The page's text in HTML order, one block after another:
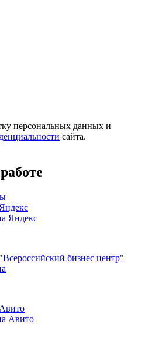
персональных данных и
сайта.
бизнес центр"